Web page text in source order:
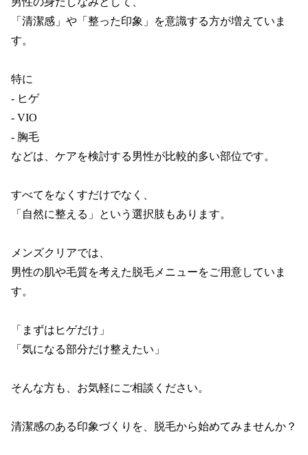
「清潔感」や「整った印象」を意識する方が増えていま
す。
特に
- ヒゲ
- VIO
- 胸毛
などは、ケアを検討する男性が比較的多い部位です。
すべてをなくすだけでなく、
「自然に整える」という選択肢もあります。
メンズクリアでは、
男性の肌や毛質を考えた脱毛メニューをご用意していま
す。
「まずはヒゲだけ」
「気になる部分だけ整えたい」
そんな方も、お気軽にご相談ください。
清潔感のある印象づくりを、脱毛から始めてみませんか？